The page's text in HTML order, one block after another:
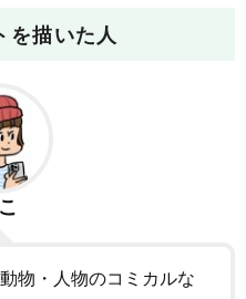
を描いた人
物・人物のコミカルな